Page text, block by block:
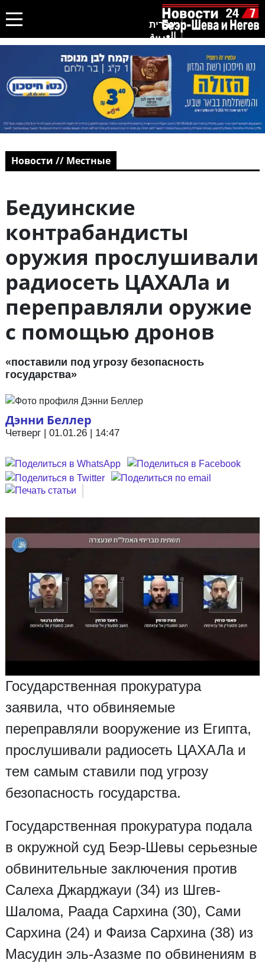
עברית
العربية
Новости // Местные
Бедуинские
контрабандисты
оружия прослушивали
радиосеть ЦАХАЛа и
переправляли оружие
с помощью дронов
«поставили под угрозу безопасность
государства»
Дэнни Беллер
Четверг | 01.01.26 | 14:47
Государственная прокуратура
заявила, что обвиняемые
переправляли вооружение из Египта,
прослушивали радиосеть ЦАХАЛа и
тем самым ставили под угрозу
безопасность государства.
Государственная прокуратура подала
в окружной суд Беэр-Шевы серьезные
обвинительные заключения против
Салеха Джарджауи (34) из Шгев-
Шалома, Раада Сархина (30), Сами
Сархина (24) и Фаиза Сархина (38) из
Масудин эль-Азазме по обвинениям в